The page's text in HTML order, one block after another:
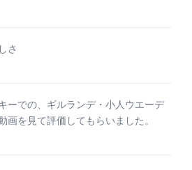
さ
ーでの、ギルランデ・小人ウエーデ
画を見て評価してもらいました。